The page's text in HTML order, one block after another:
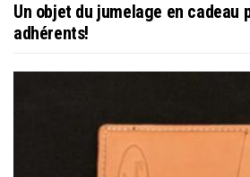
Un objet du jumelage en cadeau
adhérents!